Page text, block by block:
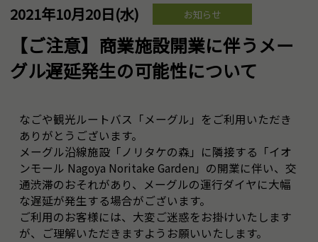
2021年10月20日(水) お知らせ
【ご注意】商業施設開業に伴うメー
グル遅延発生の可能性について
なごや観光ルートバス「メーグル」をご利用いただき
ありがとうございます。
メーグル沿線施設「ノリタケの森」に隣接する「イオ
ンモール Nagoya Noritake Garden」の開業に伴い、交
通渋滞のおそれがあり、メーグルの運行ダイヤに大幅
な遅延が発生する場合がございます。
ご利用のお客様には、大変ご迷惑をお掛けいたします
が、ご理解いただきますようお願いいたします。